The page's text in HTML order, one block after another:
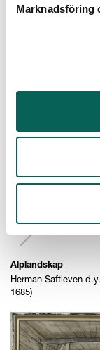
Marknadsföring
Alplandskap
Herman Saftleven
1685)